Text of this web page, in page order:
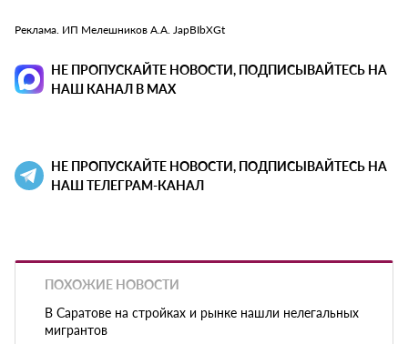
Реклама. ИП Мелешников А.А. JapBIbXGt
НЕ ПРОПУСКАЙТЕ НОВОСТИ, ПОДПИСЫВАЙТЕСЬ НА
НАШ КАНАЛ В MAX
НЕ ПРОПУСКАЙТЕ НОВОСТИ, ПОДПИСЫВАЙТЕСЬ НА
НАШ ТЕЛЕГРАМ-КАНАЛ
ПОХОЖИЕ НОВОСТИ
В Саратове на стройках и рынке нашли нелегальных
мигрантов